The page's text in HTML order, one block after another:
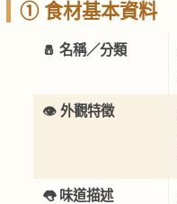
① 食材基本資料
🧂 名稱／分類
👁️ 外觀特徵
👅 味道描述